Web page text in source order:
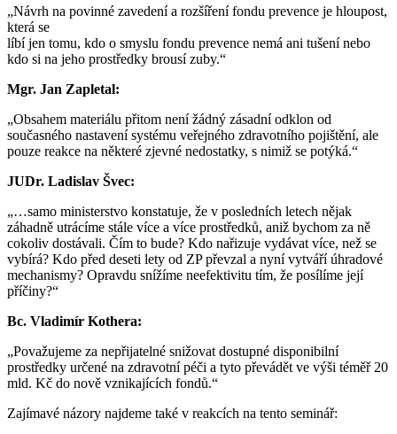
„Návrh na povinné zavedení a rozšíření fondu prevence je hloupost,
která se
líbí jen tomu, kdo o smyslu fondu prevence nemá ani tušení nebo
kdo si na jeho prostředky brousí zuby.“
Mgr. Jan Zapletal:
„Obsahem materiálu přitom není žádný zásadní odklon od
současného nastavení systému veřejného zdravotního pojištění, ale
pouze reakce na některé zjevné nedostatky, s nimiž se potýká.“
JUDr. Ladislav Švec:
„…samo ministerstvo konstatuje, že v posledních letech nějak
záhadně utrácíme stále více a více prostředků, aniž bychom za ně
cokoliv dostávali. Čím to bude? Kdo nařizuje vydávat více, než se
vybírá? Kdo před deseti lety od ZP převzal a nyní vytváří úhradové
mechanismy? Opravdu snížíme neefektivitu tím, že posílíme její
příčiny?“
Bc. Vladimír Kothera:
„Považujeme za nepřijatelné snižovat dostupné disponibilní
prostředky určené na zdravotní péči a tyto převádět ve výši téměř 20
mld. Kč do nově vznikajících fondů.“
Zajímavé názory najdeme také v reakcích na tento seminář: